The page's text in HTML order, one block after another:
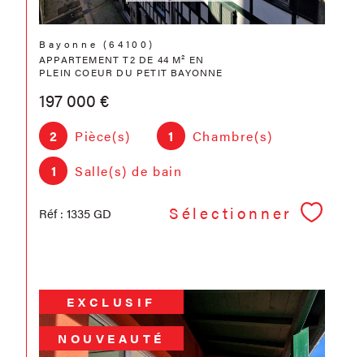
Bayonne (64100)
APPARTEMENT T2 DE 44 M² EN
PLEIN COEUR DU PETIT BAYONNE
197 000 €
2 Pièce(s) 1
Chambre(s)
1
Salle(s) de bain
Réf : 1335 GD Sélectionner
EXCLUSIF
NOUVEAUTÉ